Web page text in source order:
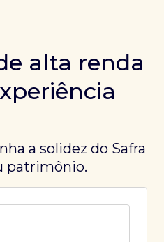
alta renda
a solidez do Safra
patrimônio.